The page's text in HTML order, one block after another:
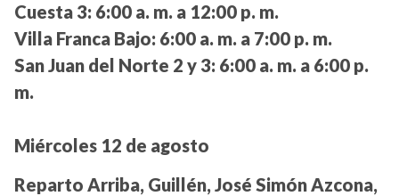
Cuesta 3: 6:00 a. m. a 12:00 p. m.
Villa Franca Bajo: 6:00 a. m. a 7:00 p. m.
San Juan del Norte 2 y 3: 6:00 a. m. a 6:00 p.
m.
Miércoles 12 de agosto
Reparto Arriba, Guillén, José Simón Azcona,